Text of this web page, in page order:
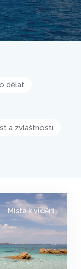
dělat
a zvláštnosti
Místa k vidění